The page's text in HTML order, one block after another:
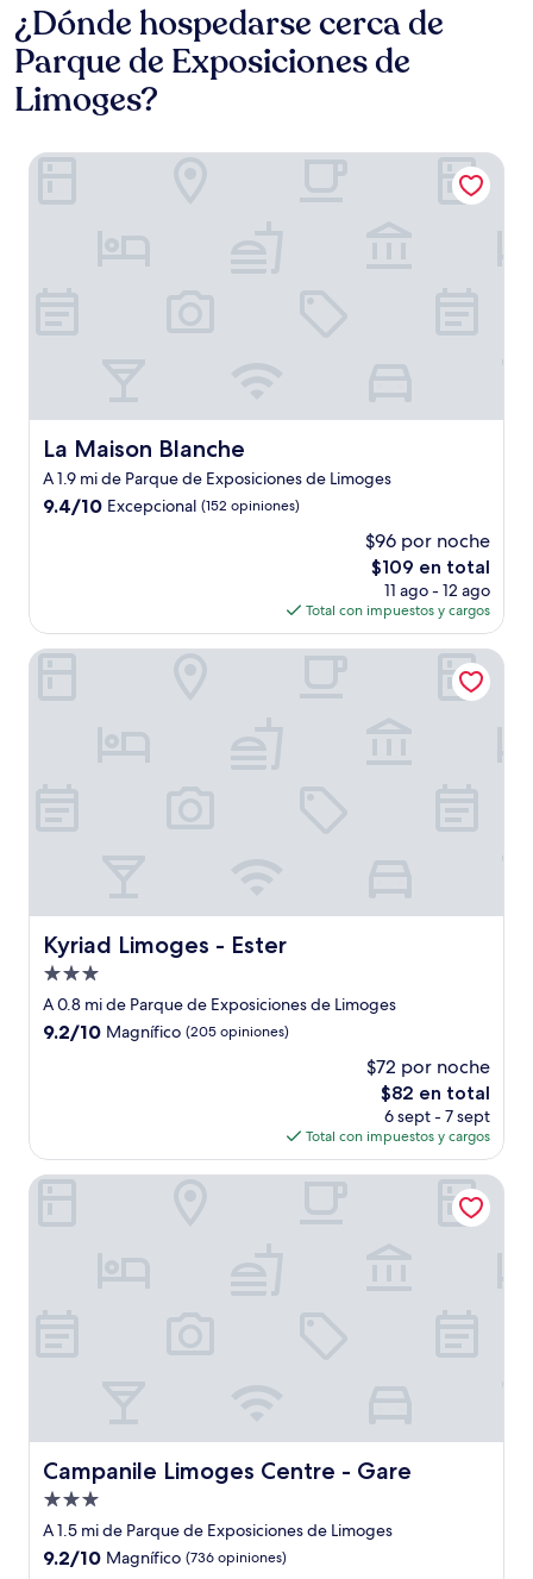
¿Dónde hospedarse cerca de
Parque de Exposiciones de
Limoges?
La Maison Blanche
La Maison Blanche
A 1.9 mi de Parque de Exposiciones de Limoges
9.4
9.4/10 Excepcional (152 opiniones)
$96 por noche
El
precio
actual
es
de
$109 en total
11 ago - 12 ago
Total con impuestos y cargos
La Maison Blanche
Kyriad Limoges - Ester
Kyriad Limoges - Ester
Propiedad
de
3.0
A 0.8 mi de Parque de Exposiciones de Limoges
9.2
9.2/10 Magnífico (205 opiniones)
$72 por noche
El
precio
actual
es
de
$82 en total
6 sept - 7 sept
Total con impuestos y cargos
Kyriad Limoges - Ester
Campanile Limoges Centre - Gare
Campanile Limoges Centre - Gare
Propiedad
de
3.0
A 1.5 mi de Parque de Exposiciones de Limoges
9.2
9.2/10 Magnífico (736 opiniones)
Campanile Limoges Centre - Gare